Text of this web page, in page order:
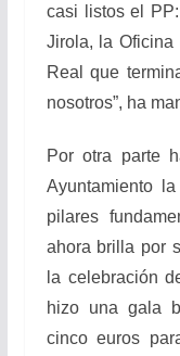
casi listos el
Jirola, la
Real que
nosotros”, ha
Por otra parte
Ayuntamiento
pilares
ahora brilla por
la celebración
hizo una gala
cinco euros